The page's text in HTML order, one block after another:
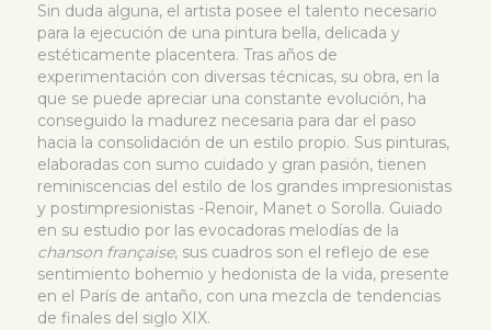
Sin duda alguna, el artista posee el talento necesario
para la ejecución de una pintura bella, delicada y
estéticamente placentera. Tras años de
experimentación con diversas técnicas, su obra, en la
que se puede apreciar una constante evolución, ha
conseguido la madurez necesaria para dar el paso
hacia la consolidación de un estilo propio. Sus pinturas,
elaboradas con sumo cuidado y gran pasión, tienen
reminiscencias del estilo de los grandes impresionistas
y postimpresionistas -Renoir, Manet o Sorolla. Guiado
en su estudio por las evocadoras melodías de la
chanson française, sus cuadros son el reflejo de ese
sentimiento bohemio y hedonista de la vida, presente
en el París de antaño, con una mezcla de tendencias
de finales del siglo XIX.